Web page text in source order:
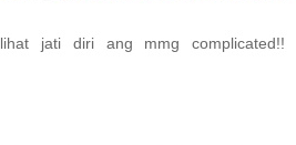
jati diri ang mmg complicated!!